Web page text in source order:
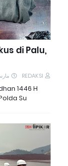
di Palu,
REDAKSI مارس 24,
1446 H
Su…